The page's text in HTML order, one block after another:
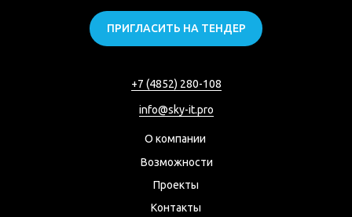
+7 (4852) 280-108
info@sky-it.pro
О компании
Возможности
Проекты
Контакты
ПРИГЛАСИТЬ НА ТЕНДЕР